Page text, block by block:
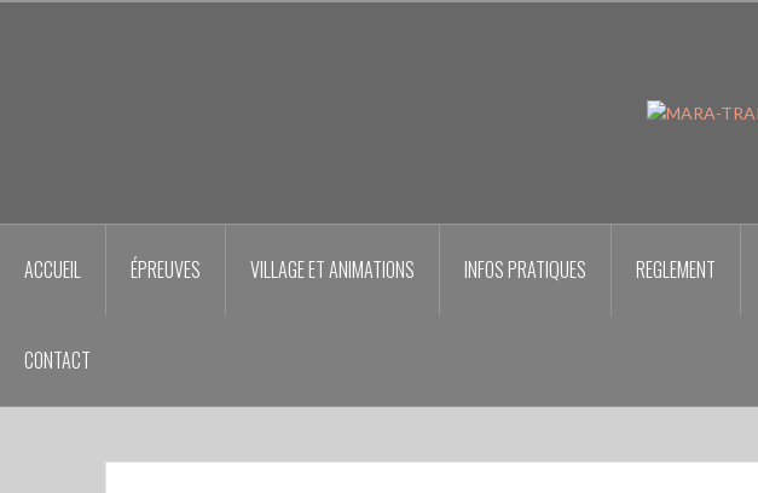
ACCUEIL ÉPREUVES VILLAGE ET ANIMATIONS INFOS PRATIQUES REGLEMENT
CONTACT